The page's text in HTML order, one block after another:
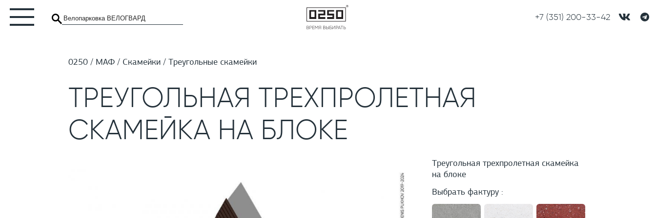
+7 (351) 200-33-42
0250 МАФ Скамейки Треугольные скамейки
ТРЕУГОЛЬНАЯ ТРЕХПРОЛЕТНАЯ
СКАМЕЙКА НА БЛОКЕ
Треугольная трехпролетная скамейка
на блоке
Выбрать фактуру :